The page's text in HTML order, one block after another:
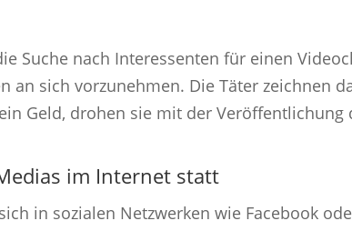
Suche nach Interessenten für einen
an sich vorzunehmen. Die Täter zeichnen
Geld, drohen sie mit der
im Internet statt
in sozialen Netzwerken wie Facebook